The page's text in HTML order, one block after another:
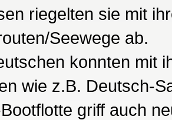
riegelten sie mit
Seewege ab.
konnten mit
wie z.B. Deutsch-
griff auch